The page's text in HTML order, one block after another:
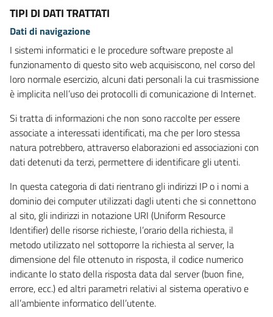
TIPI DI DATI TRATTATI
Dati di navigazione
I sistemi informatici e le procedure software preposte al
funzionamento di questo sito web acquisiscono, nel corso del
loro normale esercizio, alcuni dati personali la cui trasmissione
è implicita nell’uso dei protocolli di comunicazione di Internet.
Si tratta di informazioni che non sono raccolte per essere
associate a interessati identificati, ma che per loro stessa
natura potrebbero, attraverso elaborazioni ed associazioni con
dati detenuti da terzi, permettere di identificare gli utenti.
In questa categoria di dati rientrano gli indirizzi IP o i nomi a
dominio dei computer utilizzati dagli utenti che si connettono
al sito, gli indirizzi in notazione URI (Uniform Resource
Identifier) delle risorse richieste, l’orario della richiesta, il
metodo utilizzato nel sottoporre la richiesta al server, la
dimensione del file ottenuto in risposta, il codice numerico
indicante lo stato della risposta data dal server (buon fine,
errore, ecc.) ed altri parametri relativi al sistema operativo e
all’ambiente informatico dell’utente.